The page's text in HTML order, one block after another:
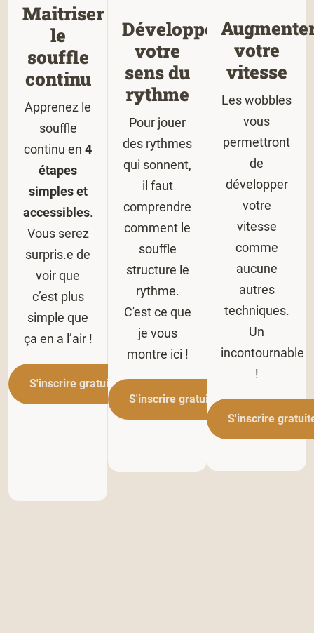
Maitriser
le
souffle
continu
Apprenez le
souffle
continu en4
étapes
simples et
accessibles.
Vous serez
surpris.e de
voir que
c’est plus
simple que
ça en a l’air !
S'inscrire gratuitement
Développer
votre
sens du
rythme
Pour jouer
des rythmes
qui sonnent,
il faut
comprendre
comment le
souffle
structure le
rythme.
C'est ce que
je vous
montre ici !
S'inscrire gratuitement
votre
vitesse
Les wobbles
vous
permettront
de
développer
votre
vitesse
comme
aucune
autres
techniques.
Un
incontournable
!
S'inscrire